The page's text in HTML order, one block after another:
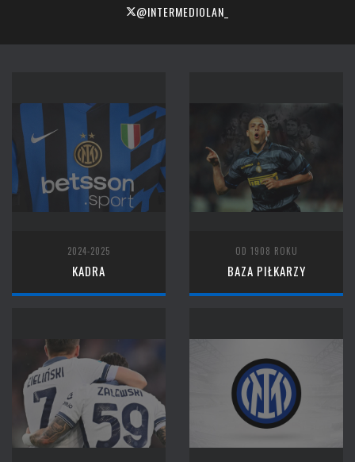
@INTERMEDIOLAN_
2024-2025
KADRA
OD 1908 ROKU
BAZA PIŁKARZY